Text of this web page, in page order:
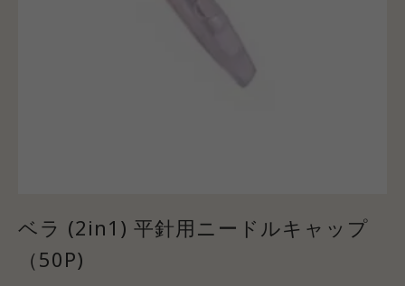
ベラ (2in1) 平針用ニードルキャップ
（50P)